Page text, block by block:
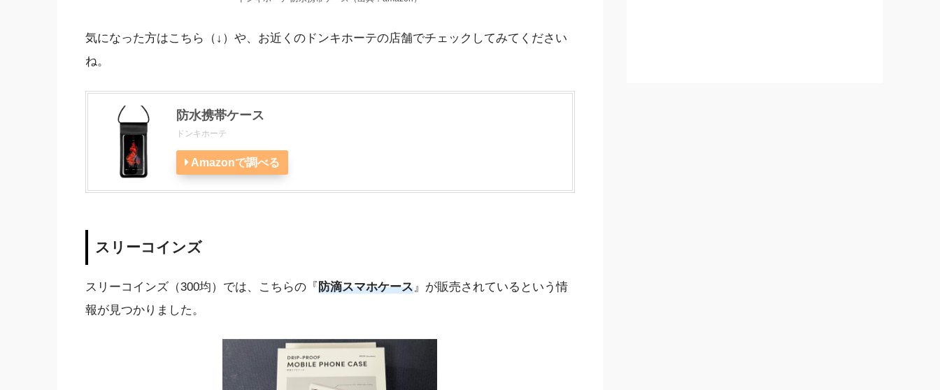
気になった方はこちら（↓）や、お近くのドンキホーテの店舗でチェックしてみてください
ね。
防水携帯ケース
ドンキホーテ
Amazonで調べる
スリーコインズ
スリーコインズ（300均）では、こちらの『防滴スマホケース 』が販売されているという情
報が見つかりました。